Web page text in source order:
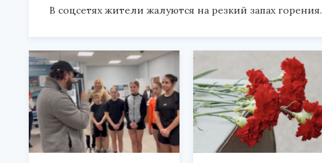
В соцсетях жители жалуются на резкий запах горения.